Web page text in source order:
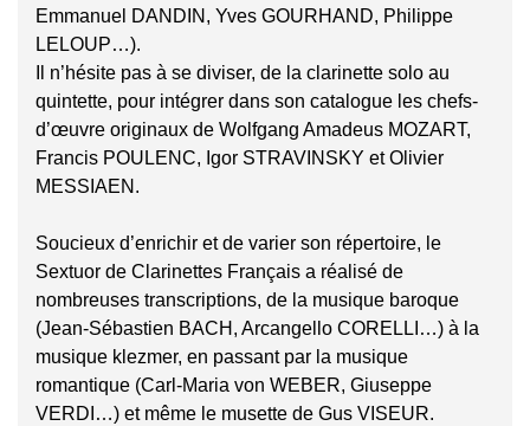
Emmanuel DANDIN, Yves GOURHAND, Philippe
LELOUP…).
Il n’hésite pas à se diviser, de la clarinette solo au
quintette, pour intégrer dans son catalogue les chefs-
d’œuvre originaux de Wolfgang Amadeus MOZART,
Francis POULENC, Igor STRAVINSKY et Olivier
MESSIAEN.
Soucieux d’enrichir et de varier son répertoire, le
Sextuor de Clarinettes Français a réalisé de
nombreuses transcriptions, de la musique baroque
(Jean-Sébastien BACH, Arcangello CORELLI…) à la
musique klezmer, en passant par la musique
romantique (Carl-Maria von WEBER, Giuseppe
VERDI…) et même le musette de Gus VISEUR.